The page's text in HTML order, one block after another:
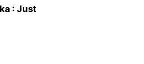
: Just